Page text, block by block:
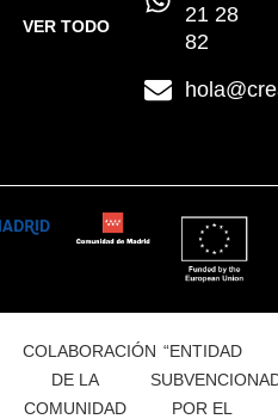
VER TODO
21 28
82
COLABORACIÓN
DE LA
COMUNIDAD
“ENTIDAD
POR EL